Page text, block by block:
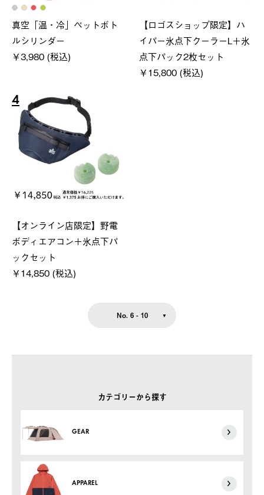
カテゴリーから探す
GEAR
APPAREL
真空「温・冷」ペットボト
ルシリンダー
￥3,980 (税込)
【ロゴスショップ限定】ハ
イパー氷点下クーラーL＋氷
点下パック2枚セット
￥15,800 (税込)
4
【オンライン店限定】野電
ボディエアコン＋氷点下パ
ックセット
￥14,850 (税込)
No. 6 - 10